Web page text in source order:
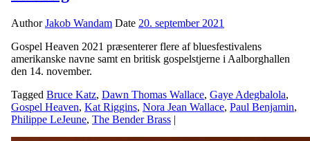
AuthorJakob Wandam Date 20. september 2021
Gospel Heaven 2021 præsenterer flere af bluesfestivalens
amerikanske navne samt en britisk gospelstjerne i Aalborghallen
den 14. november.
Tagged Bruce Katz, Dawn Thomas Wallace, Gaye Adegbalola,
Gospel Heaven, Kat Riggins, Nora Jean Wallace, Paul Benjamin,
Philippe LeJeune, The Bender Brass |